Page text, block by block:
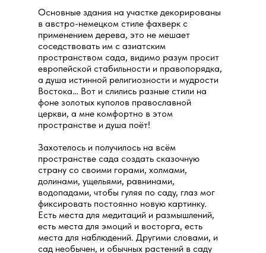
Основные здания на участке декорированы
в австро-немецком стиле фахверк с
применением дерева, это не мешает
соседствовать им с азиатским
пространством сада, видимо разум просит
европейской стабильности и правопорядка,
а душа истинной религиозности и мудрости
Востока… Вот и слились разные стили на
фоне золотых куполов православной
церкви, а мне комфортно в этом
пространстве и душа поёт!
Захотелось и получилось на всём
пространстве сада создать сказочную
страну со своими горами, холмами,
долинами, ущельями, равнинами,
водопадами, чтобы гуляя по саду, глаз мог
фиксировать постоянно новую картинку.
Есть места для медитаций и размышлений,
есть места для эмоций и восторга, есть
места для наблюдений. Другими словами, и
сад необычен, и обычных растений в саду